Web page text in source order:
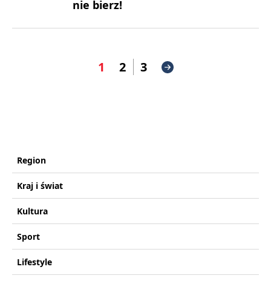
nie bierz!
1 2 3
Region
Kraj i świat
Kultura
Sport
Lifestyle